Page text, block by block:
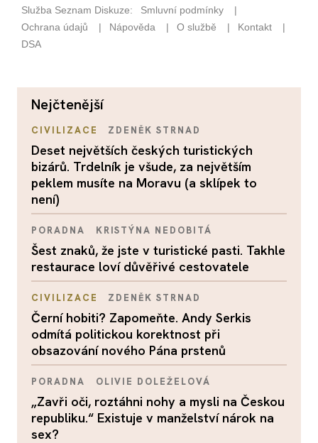
nejčtenější
CIVILIZACE ZDENĚK STRNAD
Deset největších českých turistických
bizárů. Trdelník je všude, za největším
peklem musíte na Moravu (a sklípek to
není)
PORADNA KRISTÝNA NEDOBITÁ
Šest znaků, že jste v turistické pasti. Takhle
restaurace loví důvěřivé cestovatele
CIVILIZACE ZDENĚK STRNAD
Černí hobiti? Zapomeňte. Andy Serkis
odmítá politickou korektnost při
obsazování nového Pána prstenů
PORADNA OLIVIE DOLEŽELOVÁ
„Zavři oči, roztáhni nohy a mysli na Českou
republiku.“ Existuje v manželství nárok na
sex?